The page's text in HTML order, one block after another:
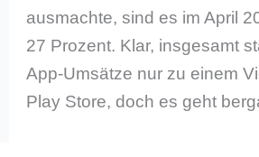
ausmachte, sind es im April
27 Prozent. Klar, insgesamt
App-Umsätze nur zu einem
Play Store, doch es geht